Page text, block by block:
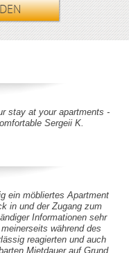
stay at your apartments -
Sergeii K.
ein möbliertes Apartment
in und der Zugang zum
Informationen sehr
während des
reagierten und auch
Mietdauer auf Grund